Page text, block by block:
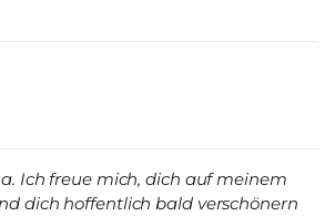
Ich freue mich, dich auf meinem
dich hoffentlich bald verschönern